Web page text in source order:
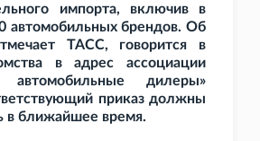
импорта, включив в
автомобильных брендов. Об
ТАСС, говорится в
в адрес ассоциации
автомобильные дилеры»
приказ должны
в ближайшее время.